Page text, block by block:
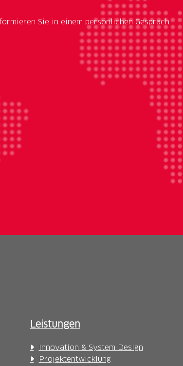
Sie in einem persönlichen Gespräch.
Leistungen
Innovation & System Design
Projektentwicklung